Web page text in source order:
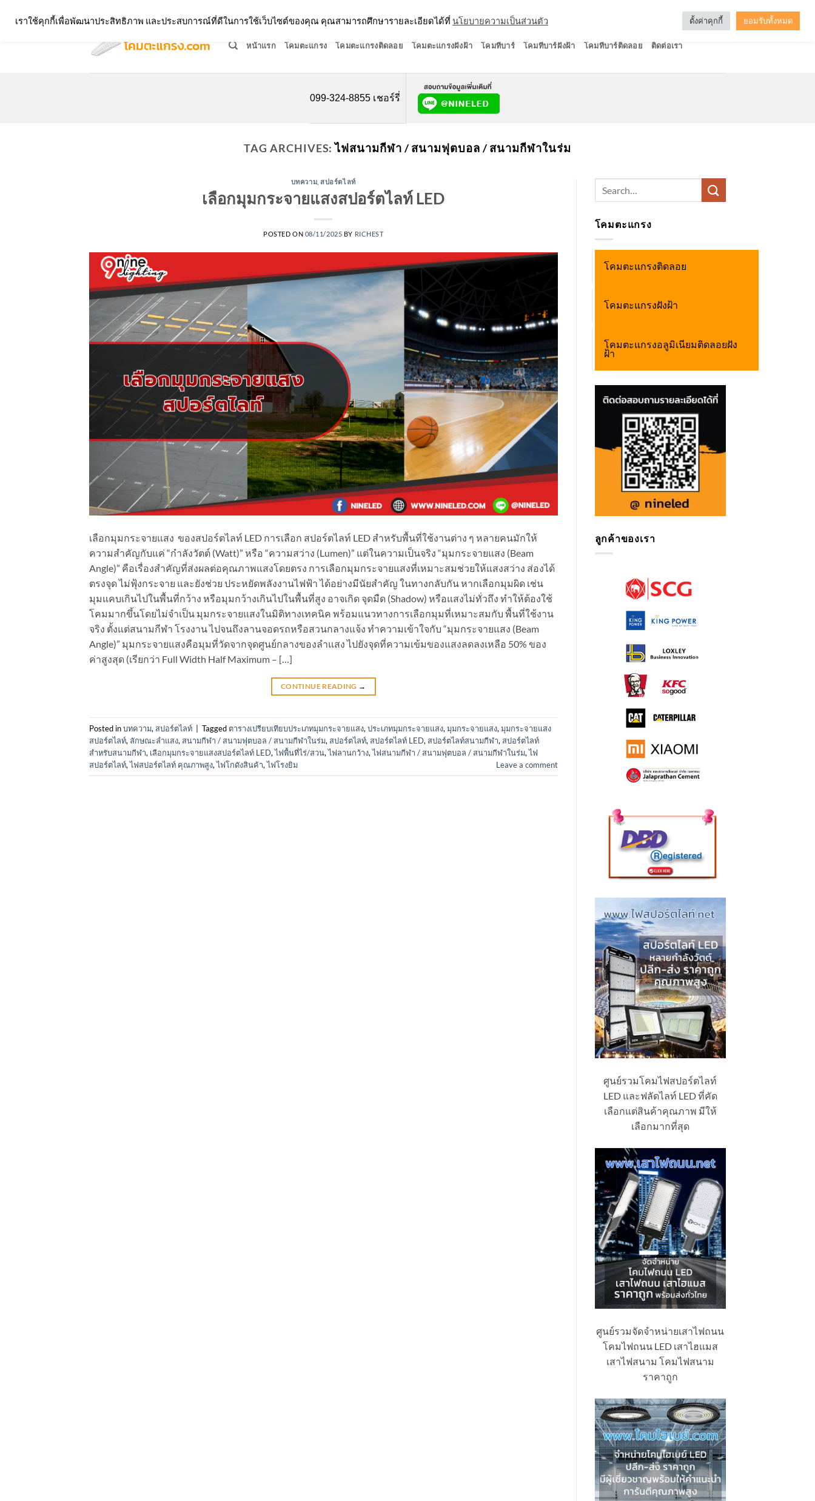
หน้าแรก โคมตะแกรง โคมตะแกรงติดลอย โคมตะแกรงฝังฝ้า โคมทีบาร์ โคมทีบาร์ฝังฝ้า โคมทีบาร์ติดลอย ติดต่อเรา
099-324-8855 เชอร์รี่
TAG ARCHIVES:ไฟสนามกีฬา / สนามฟุตบอล / สนามกีฬาในร่ม
บทความ สปอร์ตไลท์
เลือกมุมกระจายแสงสปอร์ตไลท์ LED
POSTED ON 08/11/2025 BY RICHEST
เลือกมุมกระจายแสง ของสปอร์ตไลท์ LED การเลือก สปอร์ตไลท์ LED สำหรับพื้นที่ใช้งานต่าง ๆ หลายคนมักให้
ความสำคัญกับแค่ “กำลังวัตต์ (Watt)” หรือ “ความสว่าง (Lumen)” แต่ในความเป็นจริง “มุมกระจายแสง (Beam
Angle)” คือเรื่องสำคัญที่ส่งผลต่อคุณภาพแสงโดยตรง การเลือกมุมกระจายแสงที่เหมาะสมช่วยให้แสงสว่าง ส่องได้
ตรงจุด ไม่ฟุ้งกระจาย และยังช่วย ประหยัดพลังงานไฟฟ้า ได้อย่างมีนัยสำคัญ ในทางกลับกัน หากเลือกมุมผิด เช่น
มุมแคบเกินไปในพื้นที่กว้าง หรือมุมกว้างเกินไปในพื้นที่สูง อาจเกิด จุดมืด (Shadow) หรือแสงไม่ทั่วถึง ทำให้ต้องใช้
โคมมากขึ้นโดยไม่จำเป็น มุมกระจายแสงในมิติทางเทคนิค พร้อมแนวทางการเลือกมุมที่เหมาะสมกับ พื้นที่ใช้งาน
จริง ตั้งแต่สนามกีฬา โรงงาน ไปจนถึงลานจอดรถหรือสวนกลางแจ้ง ทำความเข้าใจกับ “มุมกระจายแสง (Beam
Angle)” มุมกระจายแสงคือมุมที่วัดจากจุดศูนย์กลางของลำแสง ไปยังจุดที่ความเข้มของแสงลดลงเหลือ 50% ของ
ค่าสูงสุด (เรียกว่า Full Width Half Maximum – […]
CONTINUE READING →
Posted inบทความ, สปอร์ตไลท์ Tagged ตารางเปรียบเทียบประเภทมุมกระจายแสง, ประเภทมุมกระจายแสง, มุมกระจายแสง, มุมกระจายแสง
สปอร์ตไลท์, ลักษณะลำแสง, สนามกีฬา / สนามฟุตบอล / สนามกีฬาในร่ม, สปอร์ตไลท์, สปอร์ตไลท์ LED, สปอร์ตไลท์สนามกีฬา, สปอร์ตไลท์
สำหรับสนามกีฬา, เลือกมุมกระจายแสงสปอร์ตไลท์ LED,ไฟพื้นที่ไร่/สวน,ไฟลานกว้าง,ไฟสนามกีฬา / สนามฟุตบอล / สนามกีฬาในร่ม,ไฟ
สปอร์ตไลท์,ไฟสปอร์ตไลท์ คุณภาพสูง,ไฟโกดังสินค้า,ไฟโรงยิม Leave a comment
โคมตะแกรง
โคมตะแกรงติดลอย
โคมตะแกรงฝังฝ้า
โคมตะแกรงอลูมิเนียมติดลอยฝัง
ฝ้า
ลูกค้าของเรา
ศูนย์รวมโคมไฟสปอร์ตไลท์
LED และฟลัดไลท์ LED ที่คัด
เลือกแต่สินค้าคุณภาพ มีให้
เลือกมากที่สุด
ศูนย์รวมจัดจำหน่ายเสาไฟถนน
โคมไฟถนน LED เสาไฮแมส
เสาไฟสนาม โคมไฟสนาม
ราคาถูก
เราใช้คุกกี้เพื่อพัฒนาประสิทธิภาพ และประสบการณ์ที่ดีในการใช้เว็บไซต์ของคุณ คุณสามารถศึกษารายละเอียดได้ที่ นโยบายความเป็นส่วนตัว ตั้งค่าคุกกี้ ยอมรับทั้งหมด